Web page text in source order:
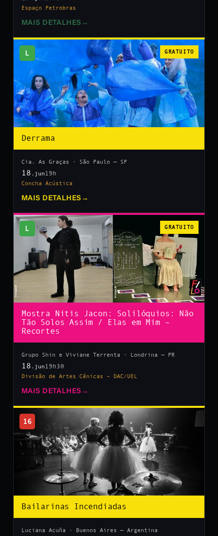
Espaço Petrobras
MAIS DETALHES →
L GRATUITO
Derrama
Cia. As Graças · São Paulo — SP
18 .jun 19h
Concha Acústica
MAIS DETALHES →
L GRATUITO
Mostra Nitis Jacon: Solilóquios: Não
Tão Solos Assim / Elas em Mim –
Recortes
Grupo Shin e Viviane Terrenta · Londrina — PR
18 .jun 19h30
Divisão de Artes Cênicas – DAC/UEL
MAIS DETALHES →
16
Bailarinas Incendiadas
Luciana Acuña · Buenos Aires — Argentina